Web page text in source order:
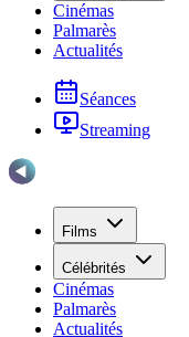
Cinémas
Palmarès
Actualités
Séances
Streaming
Films
Célébrités
Cinémas
Palmarès
Actualités